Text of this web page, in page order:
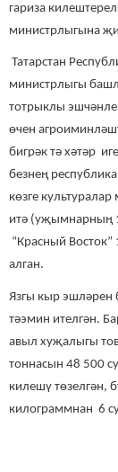
гариза
министрлыгына
Татарстан
министрлыгы
тотрыклы
өчен
бигрәк тә хәтәр
безнең
көзге
итә (уҗымнарның
“Красный
алган.
Язгы кыр эшләрен
тәэмин ителгән.
авыл хуҗалыгы
тоннасын 48 500
килешү төзелгән,
килограммнан 6